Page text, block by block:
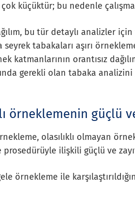
çok küçüktür; bu nedenle
bu tür detaylı analizler
seyrek tabakaları aşırı
katmanlarının orantısız
gerekli olan tabaka
örneklemenin güçlü
olasılıklı olmayan
prosedürüyle ilişkili güçlü ve
örnekleme ile